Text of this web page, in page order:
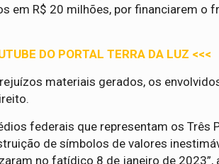
em R$ 20 milhões, por financiarem o
DO PORTAL TERRA DA LUZ <<<
materiais gerados, os
federais que representam os Três
de símbolos de valores
no fatídico 8 de janeiro de 2023”,